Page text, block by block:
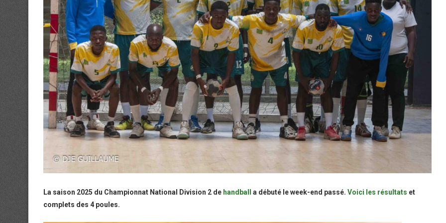
La saison 2025 du Championnat National Division 2 de handball a débuté le week-end passé. Voici les résultats et
complets des 4 poules.